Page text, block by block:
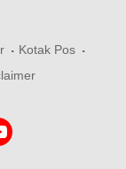
Kotak Pos